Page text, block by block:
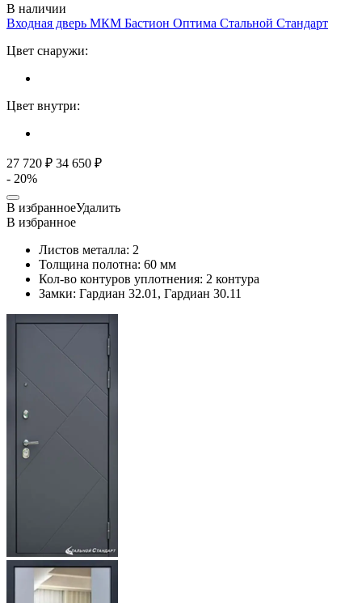
В наличии
Входная дверь МКМ Бастион Оптима Стальной Стандарт
Цвет снаружи:
Цвет внутри:
27 720 ₽ 34 650 ₽
- 20%
В избранноеУдалить
В избранное
Листов металла: 2
Толщина полотна: 60 мм
Кол-во контуров уплотнения: 2 контура
Замки: Гардиан 32.01, Гардиан 30.11